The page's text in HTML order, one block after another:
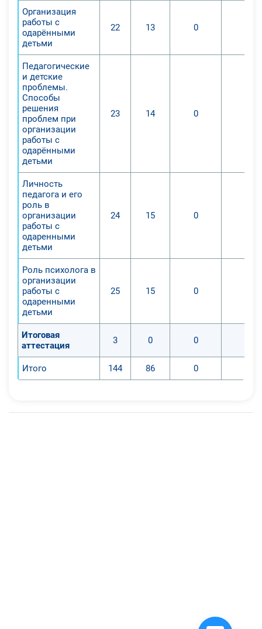
Организация
работы с
одарёнными
детьми
22 13 0
Педагогические
и детские
проблемы.
Способы
решения
проблем при
организации
работы с
одарёнными
детьми
23 14 0
Личность
педагога и его
роль в
организации
работы с
одаренными
детьми
24 15 0
Роль психолога в
организации
работы с
одаренными
детьми
25 15 0
Итоговая
аттестация
3 0 0
Итого 144 86 0